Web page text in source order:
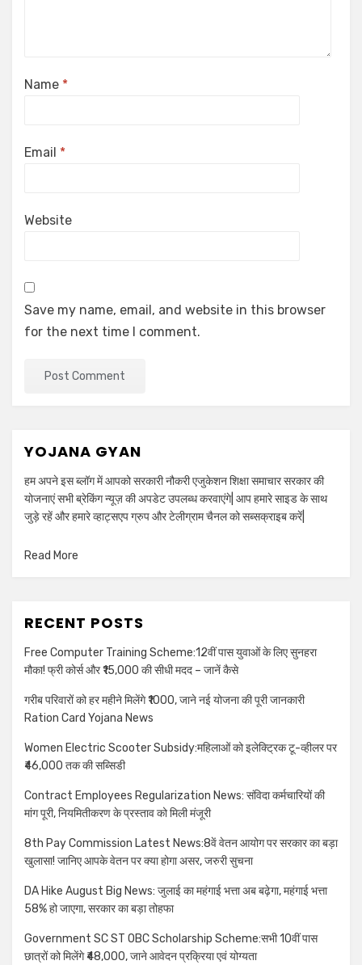
Name *
Email *
Website
Save my name, email, and website in this browser
for the next time I comment.
YOJANA GYAN
हम अपने इस ब्लॉग में आपको सरकारी नौकरी एजुकेशन शिक्षा समाचार सरकार की
योजनाएं सभी ब्रेकिंग न्यूज़ की अपडेट उपलब्ध करवाएंगे| आप हमारे साइड के साथ
जुड़े रहें और हमारे व्हाट्सएप ग्रुप और टेलीग्राम चैनल को सब्सक्राइब करें|
Read More
RECENT POSTS
Free Computer Training Scheme:12वीं पास युवाओं के लिए सुनहरा
मौका! फ्री कोर्स और ₹15,000 की सीधी मदद – जानें कैसे
गरीब परिवारों को हर महीने मिलेंगे ₹1000, जाने नई योजना की पूरी जानकारी
Ration Card Yojana News
Women Electric Scooter Subsidy:महिलाओं को इलेक्ट्रिक टू-व्हीलर पर
₹46,000 तक की सब्सिडी
Contract Employees Regularization News: संविदा कर्मचारियों की
मांग पूरी, नियमितीकरण के प्रस्ताव को मिली मंजूरी
8th Pay Commission Latest News:8वें वेतन आयोग पर सरकार का बड़ा
खुलासा! जानिए आपके वेतन पर क्या होगा असर, जरुरी सुचना
DA Hike August Big News: जुलाई का महंगाई भत्ता अब बढ़ेगा, महंगाई भत्ता
58% हो जाएगा, सरकार का बड़ा तोहफा
Government SC ST OBC Scholarship Scheme:सभी 10वीं पास
छात्रों को मिलेंगे ₹48,000, जाने आवेदन प्रक्रिया एवं योग्यता